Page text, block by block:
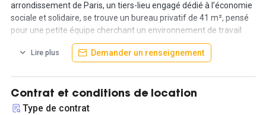
arrondissement de Paris, un tiers-lieu engagé dédié à l’économie
sociale et solidaire, se trouve un bureau privatif de 41 m², pensé
pour une petite équipe cherchant un environnement de travail
cohérent avec ses valeurs. L’espace peut être livré équipé ou vide,
selon les besoins. L’aménagement fait partie de la prestation.
Le site met à disposition une série d’équipements communs :
salles de réunion modernes, grande cuisine partagée, terrasse
extérieure, espaces détente, sanitaires. L’ensemble forme un lieu
Lire plus Demander un renseignement
Contrat et conditions de location
Type de contrat